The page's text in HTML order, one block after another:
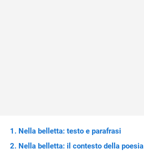
Nella belletta: testo e parafrasi
Nella belletta: il contesto della poesia